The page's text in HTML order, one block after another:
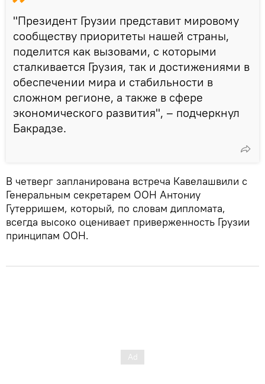
"Президент Грузии представит мировому
сообществу приоритеты нашей страны,
поделится как вызовами, с которыми
сталкивается Грузия, так и достижениями в
обеспечении мира и стабильности в
сложном регионе, а также в сфере
экономического развития", – подчеркнул
Бакрадзе.
В четверг запланирована встреча Кавелашвили с
Генеральным секретарем ООН Антониу
Гутерришем, который, по словам дипломата,
всегда высоко оценивает приверженность Грузии
принципам ООН.